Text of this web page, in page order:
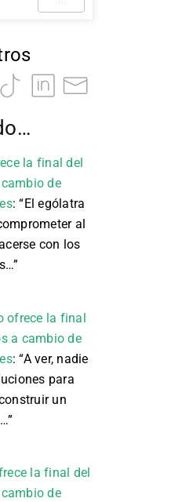
la final del
de
: “El ególatra
al
con los
”
ofrece la final
a cambio de
: “A ver, nadie
para
un
”
la final del
de